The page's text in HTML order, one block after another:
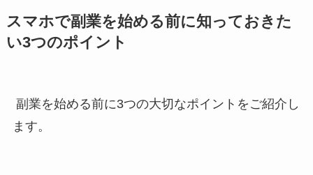
スマホで副業を始める前に知っておきた
い3つのポイント
副業を始める前に3つの大切なポイントをご紹介し
ます。